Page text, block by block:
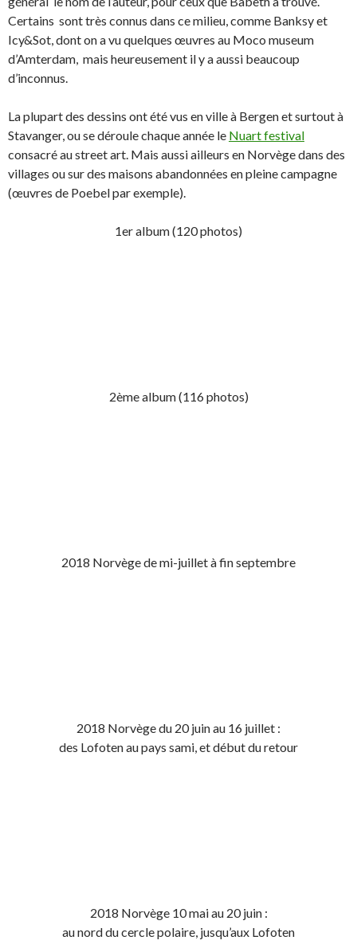
Certains sont très connus dans ce milieu, comme Banksy et
Icy&Sot, dont on a vu quelques œuvres au Moco museum
d’Amterdam, mais heureusement il y a aussi beaucoup
d’inconnus.
La plupart des dessins ont été vus en ville à Bergen et surtout à
Stavanger, ou se déroule chaque année le Nuart festival
consacré au street art. Mais aussi ailleurs en Norvège dans des
villages ou sur des maisons abandonnées en pleine campagne
(œuvres de Poebel par exemple).
1er album (120 photos)
2ème album (116 photos)
2018 Norvège de mi-juillet à fin septembre
2018 Norvège du 20 juin au 16 juillet :
des Lofoten au pays sami, et début du retour
2018 Norvège 10 mai au 20 juin :
au nord du cercle polaire, jusqu’aux Lofoten